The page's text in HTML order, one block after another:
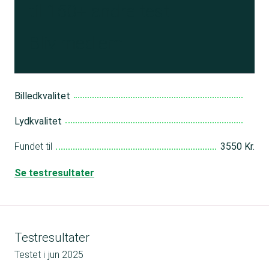
Billedkvalitet
Lydkvalitet
Fundet til 3550 Kr.
Se testresultater
Testresultater
Testet i jun 2025